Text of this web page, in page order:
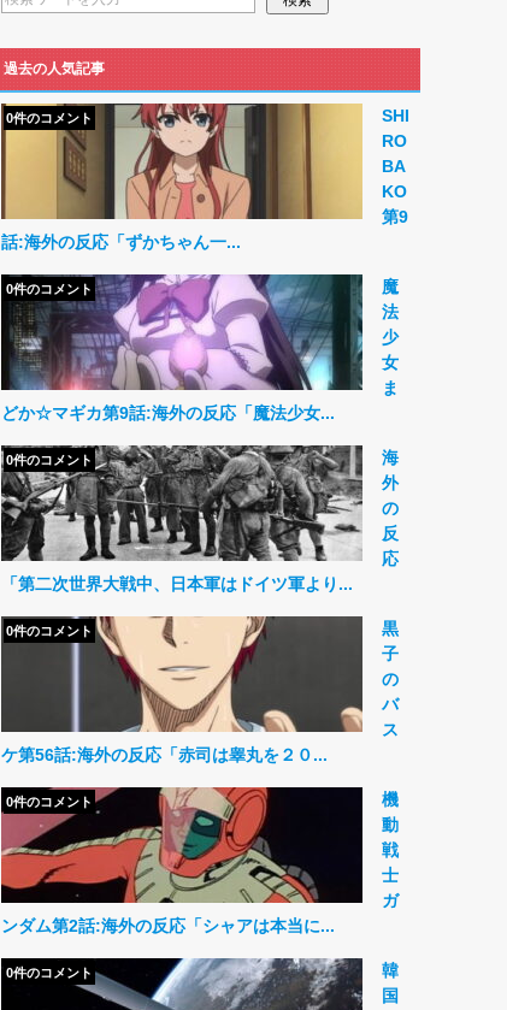
過去の人気記事
SHI
RO
BA
KO
第9
話:海外の反応「ずかちゃん一...
0件のコメント
魔
法
少
女
ま
どか☆マギカ第9話:海外の反応「魔法少女...
0件のコメント
海
外
の
反
応
「第二次世界大戦中、日本軍はドイツ軍より...
0件のコメント
黒
子
の
バ
ス
ケ第56話:海外の反応「赤司は睾丸を２０...
0件のコメント
機
動
戦
士
ガ
ンダム第2話:海外の反応「シャアは本当に...
0件のコメント
韓
国
0件のコメント